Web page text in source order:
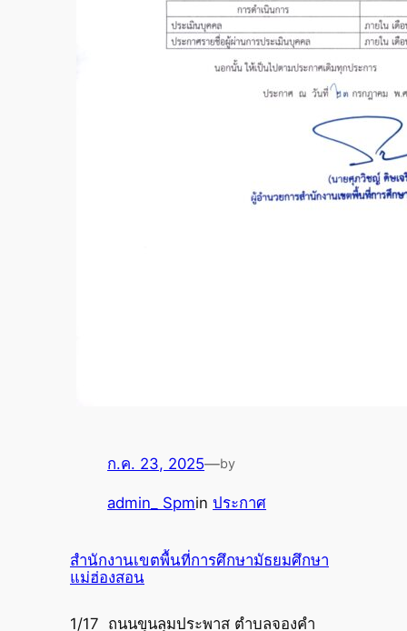
ก.ค. 23, 2025—by
admin_ Spminประกาศ
สำนักงานเขตพื้นที่การศึกษามัธยมศึกษา
แม่ฮ่องสอน
1/17 ถนนขุนลุมประพาส ตำบลจองคำ